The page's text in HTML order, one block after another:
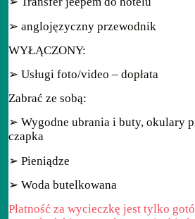
➢ anglojęzyczny przewodnik
WYŁĄCZONY:
➢ Usługi foto/video – dopłata
Zabrać ze sobą:
➢ Wygodne ubrania i buty, okulary
czapka
➢ Pieniądze
➢ Woda butelkowana
Płatność za wycieczkę jest tylko